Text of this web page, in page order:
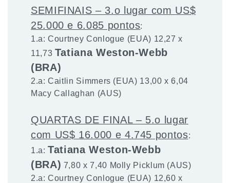
SEMIFINAIS – 3.o lugar com US$
25.000 e 6.085 pontos:
1.a: Courtney Conlogue (EUA) 12,27 x
11,73 Tatiana Weston-Webb
(BRA)
2.a: Caitlin Simmers (EUA) 13,00 x 6,04
Macy Callaghan (AUS)
QUARTAS DE FINAL – 5.o lugar
com US$ 16.000 e 4.745 pontos:
1.a:Tatiana Weston-Webb
(BRA) 7,80 x 7,40 Molly Picklum (AUS)
2.a: Courtney Conlogue (EUA) 12,60 x